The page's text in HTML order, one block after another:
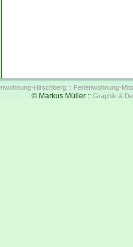
Hirschberg :: Ferienwohnung-
© Markus Müller :: Graphik &